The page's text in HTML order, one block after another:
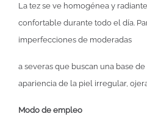
La tez se ve homogénea y
confortable durante todo el día.
imperfecciones de moderadas
a severas que buscan una base
apariencia de la piel irregular,
Modo de empleo